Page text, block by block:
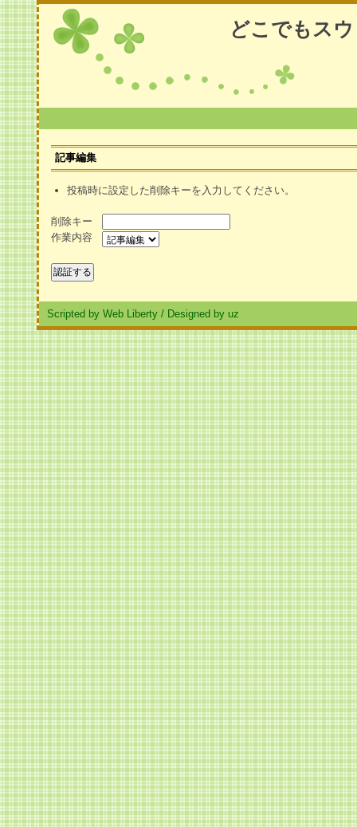
どこでもス
記事編集
投稿時に設定した削除キーを入力してください。
削除キー
作業内容
Scripted by Web Liberty / Designed by uz